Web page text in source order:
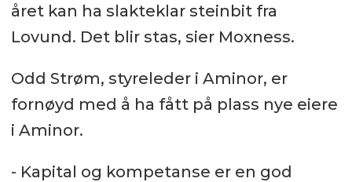
året kan ha slakteklar steinbit fra
Lovund. Det blir stas, sier Moxness.
Odd Strøm, styreleder i Aminor, er
fornøyd med å ha fått på plass nye eiere
i Aminor.
- Kapital og kompetanse er en god